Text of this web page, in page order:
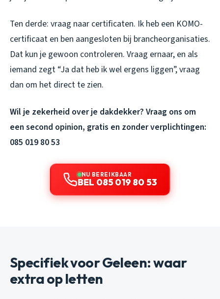
Ten derde: vraag naar certificaten. Ik heb een KOMO-
certificaat en ben aangesloten bij brancheorganisaties.
Dat kun je gewoon controleren. Vraag ernaar, en als
iemand zegt “Ja dat heb ik wel ergens liggen”, vraag
dan om het direct te zien.
Wil je zekerheid over je dakdekker? Vraag ons om
een second opinion, gratis en zonder verplichtingen:
085 019 80 53
NU BEREIKBAAR
BEL 085 019 80 53
Specifiek voor Geleen: waar
extra op letten